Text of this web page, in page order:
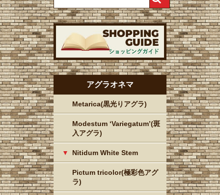
アグラオネマ
Metarica(黒光りアグラ)
Modestum ‘Variegatum’(斑
入アグラ)
Nitidum White Stem
Pictum tricolor(極彩色アグ
ラ)